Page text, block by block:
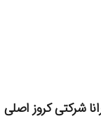
شرکتی کروز اصلی